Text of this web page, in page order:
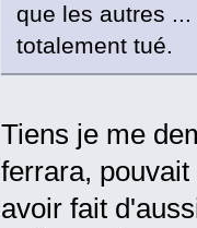
que les autres
totalement tué.
Tiens je me
ferrara,
avoir fait